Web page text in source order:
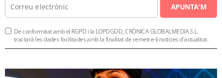
APUNTA'M
De conformitat amb el RGPD i la LOPDGDD, CRÒNICA GLOBALMEDIA S.L.
tractarà les dades facilitades amb la finalitat de remetre-li notícies d'actualitat.